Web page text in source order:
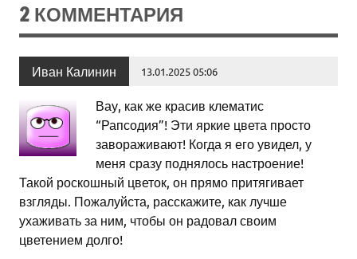
2 КОММЕНТАРИЯ
Иван Калинин 13.01.2025 05:06
Вау, как же красив клематис
“Рапсодия”! Эти яркие цвета просто
завораживают! Когда я его увидел, у
меня сразу поднялось настроение!
Такой роскошный цветок, он прямо притягивает
взгляды. Пожалуйста, расскажите, как лучше
ухаживать за ним, чтобы он радовал своим
цветением долго!